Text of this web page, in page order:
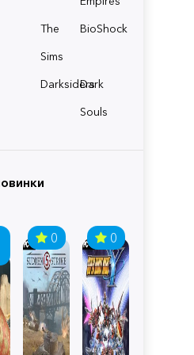
The
Sims
BioShock
Darksiders
Dark
Souls
0 0